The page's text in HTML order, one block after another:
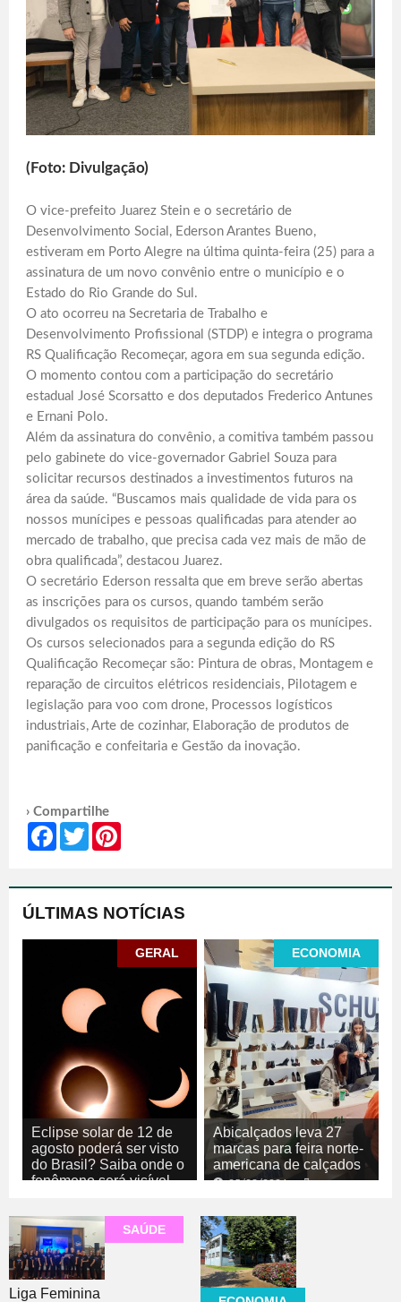
(Foto: Divulgação)
O vice-prefeito Juarez Stein e o secretário de
Desenvolvimento Social, Ederson Arantes Bueno,
estiveram em Porto Alegre na última quinta-feira (25) para a
assinatura de um novo convênio entre o município e o
Estado do Rio Grande do Sul.
O ato ocorreu na Secretaria de Trabalho e
Desenvolvimento Profissional (STDP) e integra o programa
RS Qualificação Recomeçar, agora em sua segunda edição.
O momento contou com a participação do secretário
estadual José Scorsatto e dos deputados Frederico Antunes
e Ernani Polo.
Além da assinatura do convênio, a comitiva também passou
pelo gabinete do vice-governador Gabriel Souza para
solicitar recursos destinados a investimentos futuros na
área da saúde. “Buscamos mais qualidade de vida para os
nossos munícipes e pessoas qualificadas para atender ao
mercado de trabalho, que precisa cada vez mais de mão de
obra qualificada”, destacou Juarez.
O secretário Ederson ressalta que em breve serão abertas
as inscrições para os cursos, quando também serão
divulgados os requisitos de participação para os munícipes.
Os cursos selecionados para a segunda edição do RS
Qualificação Recomeçar são: Pintura de obras, Montagem e
reparação de circuitos elétricos residenciais, Pilotagem e
legislação para voo com drone, Processos logísticos
industriais, Arte de cozinhar, Elaboração de produtos de
panificação e confeitaria e Gestão da inovação.
› Compartilhe
FacebookTwitter
ÚLTIMAS NOTÍCIAS
GERAL
Eclipse solar de 12 de
agosto poderá ser visto
do Brasil? Saiba onde o
fenômeno será visível
ECONOMIA
Abicalçados leva 27
marcas para feira norte-
americana de calçados
05/08/2026
SAÚDE
Liga Feminina